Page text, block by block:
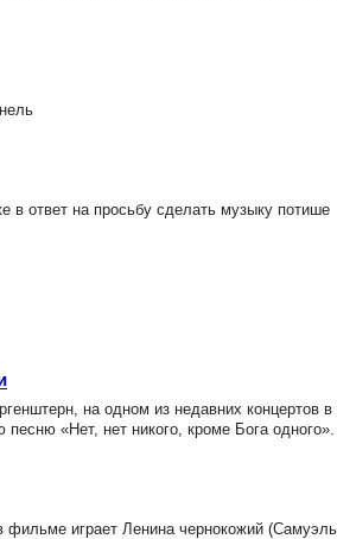
ответ на просьбу сделать музыку потише
на одном из недавних концертов
«Нет, нет никого, кроме Бога одного».
играет Ленина чернокожий